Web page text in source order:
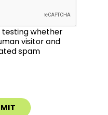
testing whether
visitor and
spam